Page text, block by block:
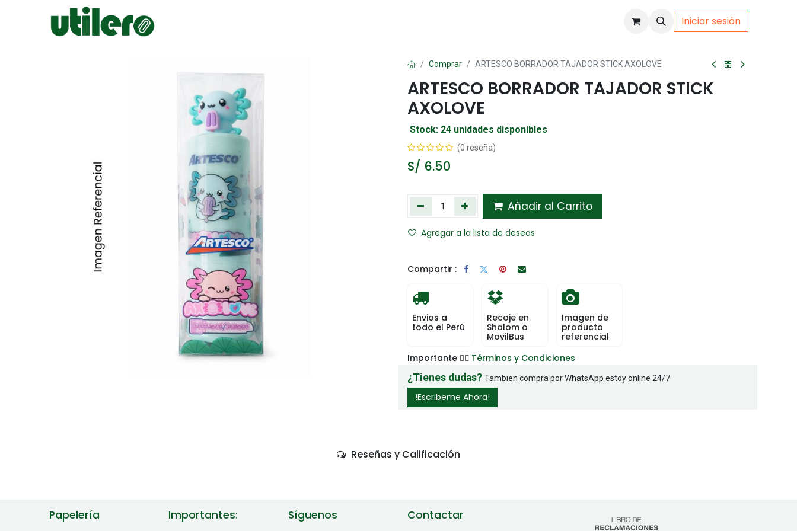
Iniciar sesión
Comprar ARTESCO BORRADOR TAJADOR STICK AXOLOVE
ARTESCO BORRADOR TAJADOR STICK
AXOLOVE
Stock: 24 unidades disponibles
(0 reseña)
S/ 6.50
Añadir al Carrito
Agregar a la lista de deseos
Compartir :
Envios a
todo el Perú
Recoje en
Shalom o
MovilBus
Imagen de
producto
referencial
Importante 👉🏻 Términos y Condiciones
¿Tienes dudas? Tambien compra por WhatsApp estoy online 24/7
!Escribeme Ahora!
Reseñas y Calificación
Papelería Importantes: Síguenos Contactar